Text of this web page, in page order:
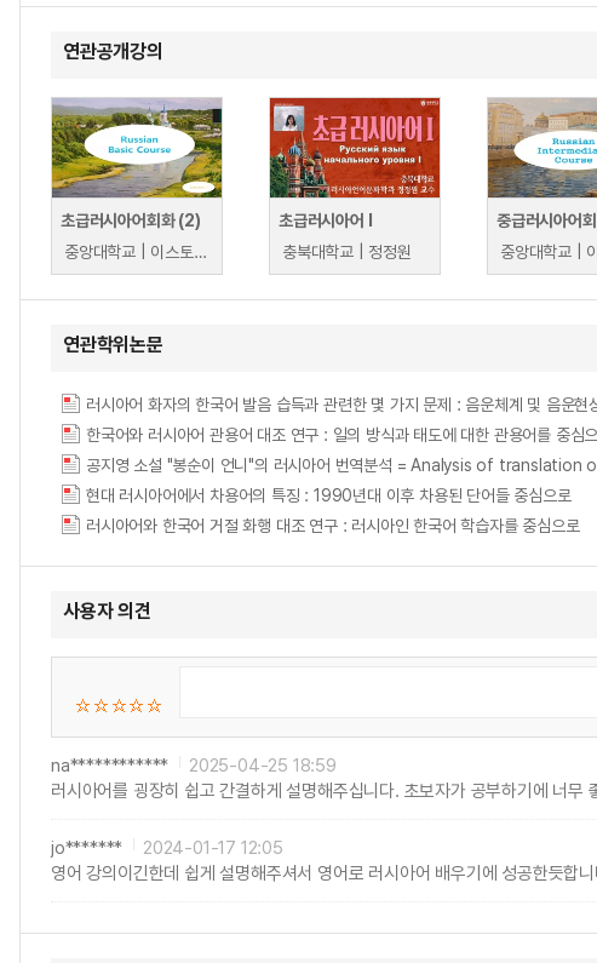
연관공개강의
초급러시아어회화 (2)
중앙대학교 | 이스토미나 일로나
초급러시아어 I
충북대학교 | 정정원
중급러시아어
연관학위논문
러시아어 화자의 한국어 발음 습득과 관련한 몇 가지 문제 : 음운체계 및
한국어와 러시아어 관용어 대조 연구 : 일의 방식과 태도에 대한 관용어
공지영 소설 "봉순이 언니"의 러시아어 번역분석 = Analysis of
현대 러시아어에서 차용어의 특징 : 1990년대 이후 차용된 단어들 중심으로
러시아어와 한국어 거절 화행 대조 연구 : 러시아인 한국어 학습자를 중심으로
사용자 의견
na************
2025-04-25 18:59
러시아어를 굉장히 쉽고 간결하게 설명해주십니다. 초보자가 공부하기에 너
jo*******
2024-01-17 12:05
영어 강의이긴한데 쉽게 설명해주셔서 영어로 러시아어 배우기에 성공한듯